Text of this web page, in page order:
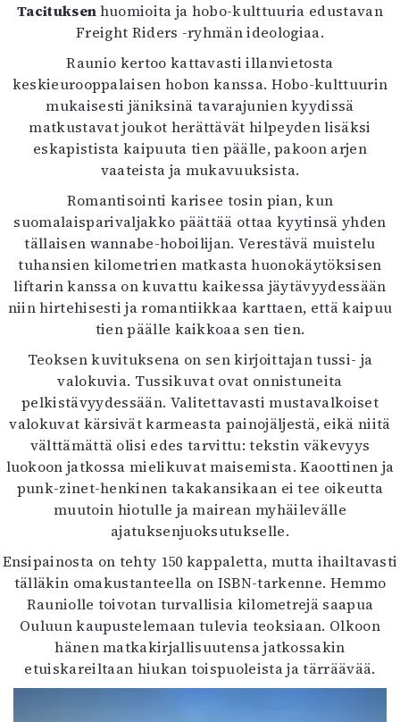
Tacituksenhuomioita ja hobo-kulttuuria edustavan
Freight Riders -ryhmän ideologiaa.
Raunio kertoo kattavasti illanvietosta
keskieurooppalaisen hobon kanssa. Hobo-kulttuurin
mukaisesti jäniksinä tavarajunien kyydissä
matkustavat joukot herättävät hilpeyden lisäksi
eskapistista kaipuuta tien päälle, pakoon arjen
vaateista ja mukavuuksista.
Romantisointi karisee tosin pian, kun
suomalaisparivaljakko päättää ottaa kyytinsä yhden
tällaisen wannabe-hoboilijan. Verestävä muistelu
tuhansien kilometrien matkasta huonokäytöksisen
liftarin kanssa on kuvattu kaikessa jäytävyydessään
niin hirtehisesti ja romantiikkaa karttaen, että kaipuu
tien päälle kaikkoaa sen tien.
Teoksen kuvituksena on sen kirjoittajan tussi- ja
valokuvia. Tussikuvat ovat onnistuneita
pelkistävyydessään. Valitettavasti mustavalkoiset
valokuvat kärsivät karmeasta painojäljestä, eikä niitä
välttämättä olisi edes tarvittu: tekstin väkevyys
luokoon jatkossa mielikuvat maisemista. Kaoottinen ja
punk-zinet-henkinen takakansikaan ei tee oikeutta
muutoin hiotulle ja mairean myhäilevälle
ajatuksenjuoksutukselle.
Ensipainosta on tehty 150 kappaletta, mutta ihailtavasti
tälläkin omakustanteella on ISBN-tarkenne. Hemmo
Rauniolle toivotan turvallisia kilometrejä saapua
Ouluun kaupustelemaan tulevia teoksiaan. Olkoon
hänen matkakirjallisuutensa jatkossakin
etuiskareiltaan hiukan toispuoleista ja tärräävää.